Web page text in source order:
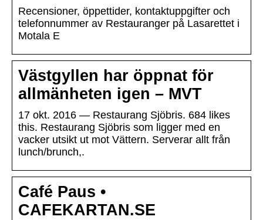
Recensioner, öppettider, kontaktuppgifter och
telefonnummer av Restauranger på Lasarettet i
Motala E
Västgyllen har öppnat för
allmänheten igen – MVT
17 okt. 2016 — Restaurang Sjöbris. 684 likes
this. Restaurang Sjöbris som ligger med en
vacker utsikt ut mot Vättern. Serverar allt från
lunch/brunch,.
Café Paus •
CAFEKARTAN.SE